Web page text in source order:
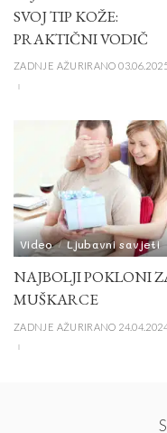
SVOJ TIP KOŽE:
PRAKTIČNI VODIČ
ZADNJE AŽURIRANO
Video Ljubavni savjeti
NAJBOLJI POKLONI
MUŠKARCE
ZADNJE AŽURIRANO